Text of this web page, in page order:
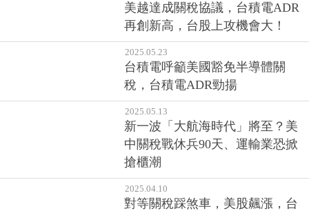
美越達成關稅協議，台積電ADR
再創新高，台股上攻機會大！
2025.05.23
台積電呼籲美國豁免半導體關
稅，台積電ADR勁揚
2025.05.13
新一波「大航海時代」將至？美
中關稅戰休兵90天、運輸業恐掀
搶櫃潮
2025.04.10
對等關稅踩煞車，美股飆漲，台